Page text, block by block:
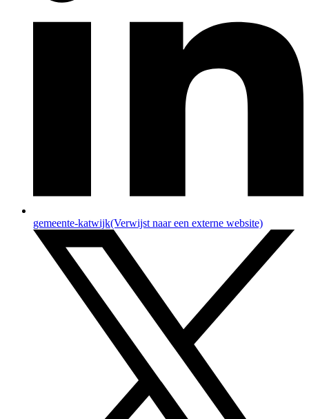
gemeente-katwijk(Verwijst naar een externe website)